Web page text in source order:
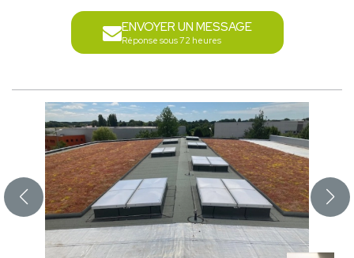
ENVOYER UN MESSAGE
Réponse sous 72 heures